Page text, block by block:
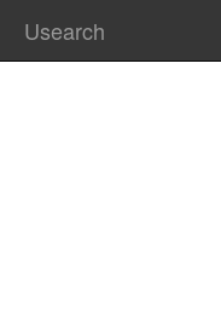
Usearch